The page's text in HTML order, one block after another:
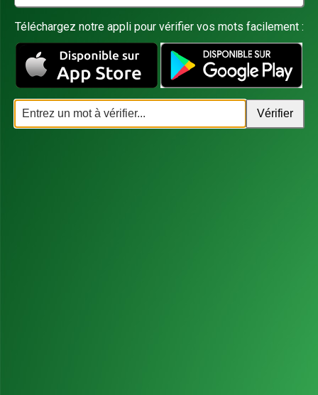
Téléchargez notre appli pour vérifier vos mots facilement :